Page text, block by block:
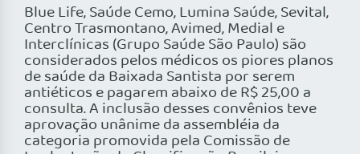
Blue Life, Saúde Cemo, Lumina Saúde, Sevital,
Centro Trasmontano, Avimed, Medial e
Interclínicas (Grupo Saúde São Paulo) são
considerados pelos médicos os piores planos
de saúde da Baixada Santista por serem
antiéticos e pagarem abaixo de R$ 25,00 a
consulta. A inclusão desses convênios teve
aprovação unânime da assembléia da
categoria promovida pela Comissão de